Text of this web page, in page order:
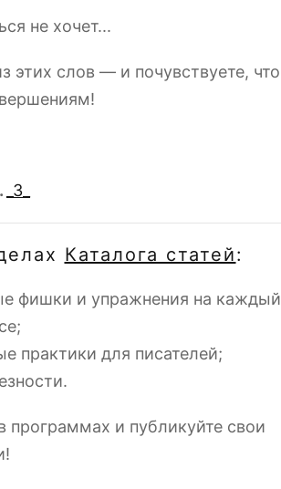
не хочет...
этих слов — и почувствуете, что
_3_
Каталога статей:
фишки и упражнения на каждый
практики для писателей;
программах и публикуйте свои